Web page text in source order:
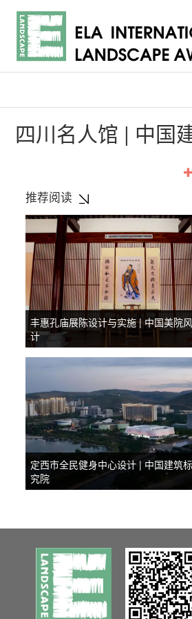
四川名人馆 | 中国
推荐阅读
丰惠孔庙展陈设计与实施 | 中国美院
计
定西市全民健身中心设计 | 中国建筑
究院